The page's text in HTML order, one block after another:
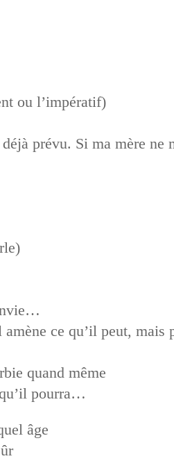
ou l’impératif)
prévu. Si ma mère ne
ce qu’il peut, mais
quand même
pourra…
âge